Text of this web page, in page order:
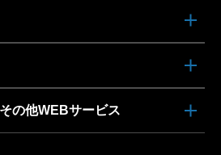
の他WEBサービス